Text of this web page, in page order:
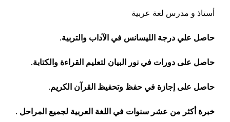
أستاذ و مدرس لغة عربية
حاصل علي درجة الليسانس في الآداب والتربية.
حاصل على دورات في نور البيان لتعليم القراءة والكتابة.
حاصل على إجازة في حفظ وتحفيظ القرآن الكريم.
خبرة أكثر من عشر سنوات في اللغة العربية لجميع المراحل .